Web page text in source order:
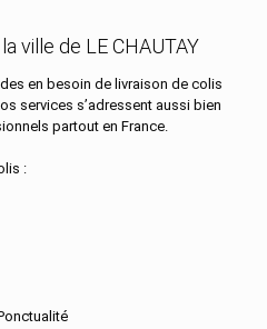
ville de LE CHAUTAY
en besoin de livraison de colis
services s’adressent aussi bien
partout en France.
: